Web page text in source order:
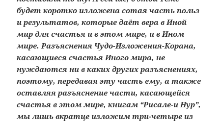
будет коротко изложена сотая часть польз
и результатов, которые даёт вера в Иной
мир для счастья и в этом мире, и в Ином
мире. Разъяснения Чудо-Изложения-Корана,
касающиеся счастья Иного мира, не
нуждаются ни в каких других разъяснениях,
поэтому, передавая эту часть ему, а также
оставляя разъяснение части, касающейся
счастья в этом мире, книгам “Рисале-и Нур”,
мы лишь вкратце изложим три-четыре из